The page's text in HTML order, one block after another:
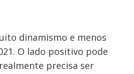
dinamismo e menos
O lado positivo pode
precisa ser